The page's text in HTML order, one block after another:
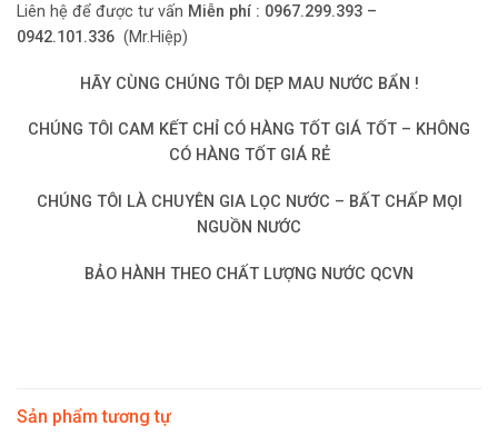
Liên hệ để được tư vấn M iễn phí : 0967.299.393 –
0942.101.336 (Mr.Hiệp)
HÃY CÙNG CHÚNG TÔI DẸP MAU NƯỚC BẨN !
CHÚNG TÔI CAM KẾT CHỈ CÓ HÀNG TỐT GIÁ TỐT – KHÔNG
CÓ HÀNG TỐT GIÁ RẺ
CHÚNG TÔI LÀ CHUYÊN GIA LỌC NƯỚC – BẤT CHẤP MỌI
NGUỒN NƯỚC
BẢO HÀNH THEO CHẤT LƯỢNG NƯỚC QCVN
Sản phẩm tương tự